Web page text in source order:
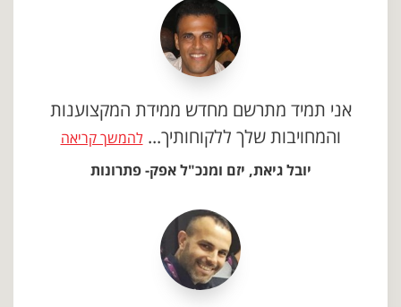
אני תמיד מתרשם מחדש ממידת המקצוענות
והמחויבות שלך ללקוחותיך...להמשך קריאה
יובל גיאת, יזם ומנכ"ל אפק- פתרונות